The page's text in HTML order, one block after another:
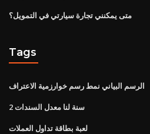
متى يمكنني تجارة سيارتي في التمويل؟
Tags
الرسم البياني نمط رسم خوارزمية الاعتراف
2 سنة لنا معدل السندات
لعبة بطاقة تداول العملات